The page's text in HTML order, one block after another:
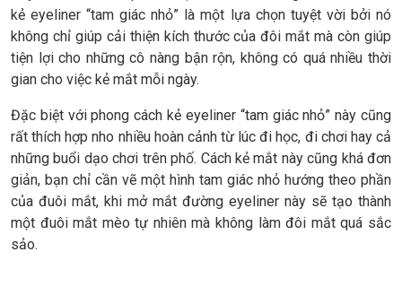
kẻ eyeliner “tam giác nhỏ” là một lựa chọn tuyệt vời bởi nó
không chỉ giúp cải thiện kích thước của đôi mắt mà còn giúp
tiện lợi cho những cô nàng bận rộn, không có quá nhiều thời
gian cho việc kẻ mắt mỗi ngày.
Đặc biệt với phong cách kẻ eyeliner “tam giác nhỏ” này cũng
rất thích hợp nho nhiều hoàn cảnh từ lúc đi học, đi chơi hay cả
những buổi dạo chơi trên phố. Cách kẻ mắt này cũng khá đơn
giản, bạn chỉ cần vẽ một hình tam giác nhỏ hướng theo phần
của đuôi mắt, khi mở mắt đường eyeliner này sẽ tạo thành
một đuôi mắt mèo tự nhiên mà không làm đôi mắt quá sắc
sảo.